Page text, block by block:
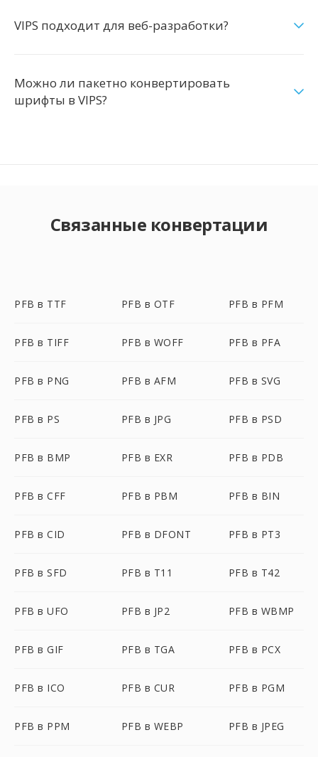
VIPS подходит для веб-разработки?
Можно ли пакетно конвертировать
шрифты в VIPS?
Связанные конвертации
PFB в TTF PFB в OTF PFB в PFM
PFB в TIFF PFB в WOFF PFB в PFA
PFB в PNG PFB в AFM PFB в SVG
PFB в PS PFB в JPG PFB в PSD
PFB в BMP PFB в EXR PFB в PDB
PFB в CFF PFB в PBM PFB в BIN
PFB в CID PFB в DFONT PFB в PT3
PFB в SFD PFB в T11 PFB в T42
PFB в UFO PFB в JP2 PFB в WBMP
PFB в GIF PFB в TGA PFB в PCX
PFB в ICO PFB в CUR PFB в PGM
PFB в PPM PFB в WEBP PFB в JPEG